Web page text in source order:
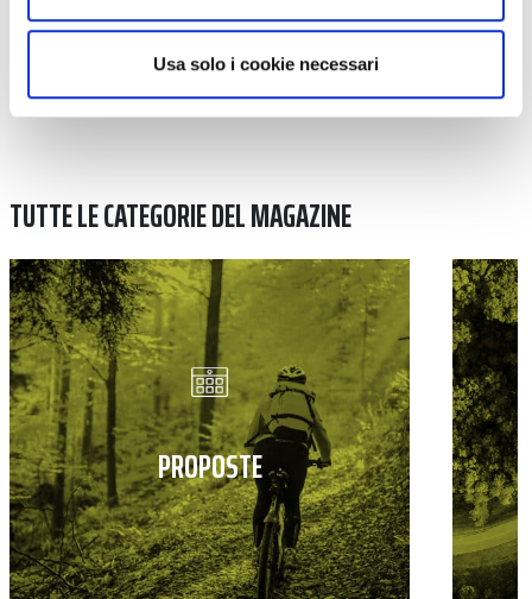
Usa solo i cookie necessari
TUTTE LE CATEGORIE DEL MAGAZINE
PROPOSTE